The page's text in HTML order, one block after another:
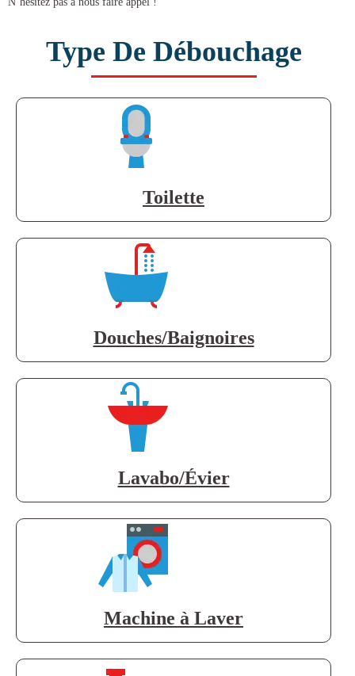
Type De Débouchage
Toilette
Douches/Baignoires
Lavabo/Évier
Machine à Laver